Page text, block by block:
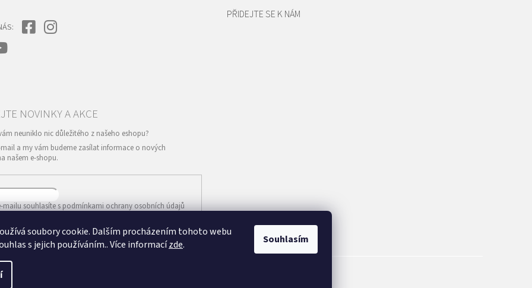
soubory cookie. Dalším procházením tohoto webu
s jejich používáním.. Více informacízde. Souhlasím
PŘIDEJTE SE K NÁM
a my vám budeme zasílat informace o nových
našem e-shopu.
mailu souhlasíte spodmínkami ochrany osobních údajů
SE
vyhrazena.